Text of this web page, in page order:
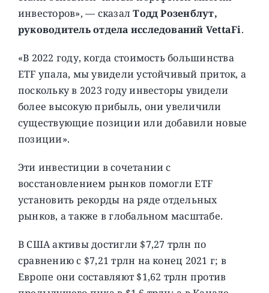
инвесторов», — сказалТодд Розенблут,
руководитель отдела исследований VettaFi.
«В 2022 году, когда стоимость большинства
ETF упала, мы увидели устойчивый приток, а
поскольку в 2023 году инвесторы увидели
более высокую прибыль, они увеличили
существующие позиции или добавили новые
позиции».
Эти инвестиции в сочетании с
восстановлением рынков помогли ETF
установить рекорды на ряде отдельных
рынков, а также в глобальном масштабе.
В США активы достигли $7,27 трлн по
сравнению с $7,21 трлн на конец 2021 г; в
Европе они составляют $1,62 трлн против